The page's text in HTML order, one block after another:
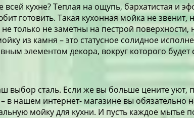
кухне? Теплая на ощупь, бархатистая и
готовить. Такая кухонная мойка не
не только не заметны на пестрой
из камня – это статусное солидное
элементом декора, вокруг которого будет
выбор сталь. Если же вы больше цените уют,
в нашем интернет- магазине вы
мойку для кухни. И пусть каждое мытье